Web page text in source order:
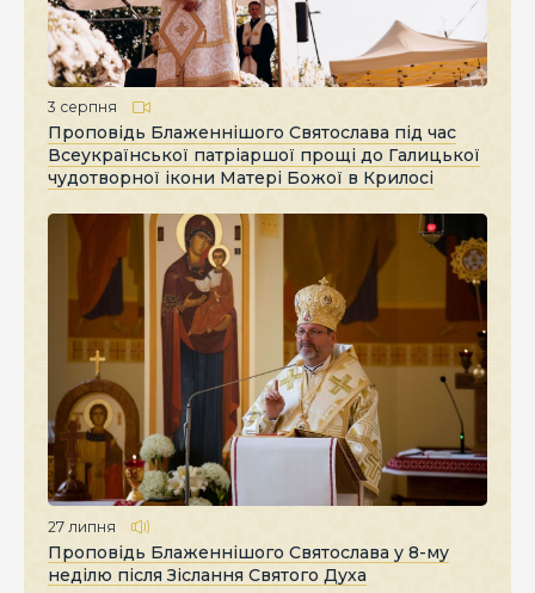
3 серпня
Проповідь Блаженнішого Святослава під час
Всеукраїнської патріаршої прощі до Галицької
чудотворної ікони Матері Божої в Крилосі
27 липня
Проповідь Блаженнішого Святослава у 8-му
неділю після Зіслання Святого Духа